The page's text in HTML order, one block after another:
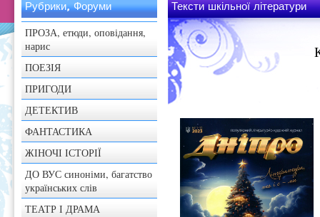
Рубрики, Форуми
ПРОЗА, етюди, оповідання,
нарис
ПОЕЗІЯ
ПРИГОДИ
ДЕТЕКТИВ
ФАНТАСТИКА
ЖІНОЧІ ІСТОРІЇ
ДО ВУС синоніми, багатство
українських слів
ТЕАТР І ДРАМА
Тексти шкільної літератури